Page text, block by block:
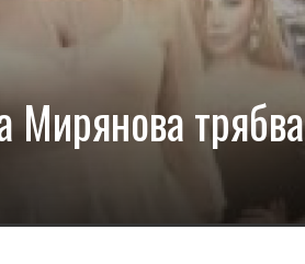
Мирянова трябва